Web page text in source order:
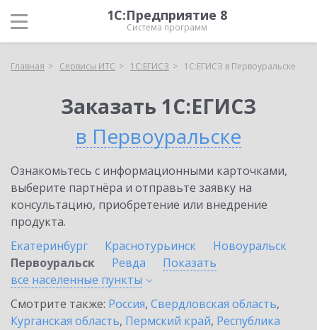
1С:Предприятие 8
Система программ
Главная Сервисы ИТС 1С:ЕГИСЗ 1С:ЕГИСЗ в Первоуральске
Заказать 1С:ЕГИСЗ
в Первоуральске
Ознакомьтесь с информационными карточками,
выберите партнёра и отправьте заявку на
консультацию, приобретение или внедрение
продукта.
Екатеринбург
Краснотурьинск
Новоуральск
Первоуральск
Ревда
Показать
все населенные пункты
Смотрите также: Россия, Свердловская область,
Курганская область, Пермский край, Республика